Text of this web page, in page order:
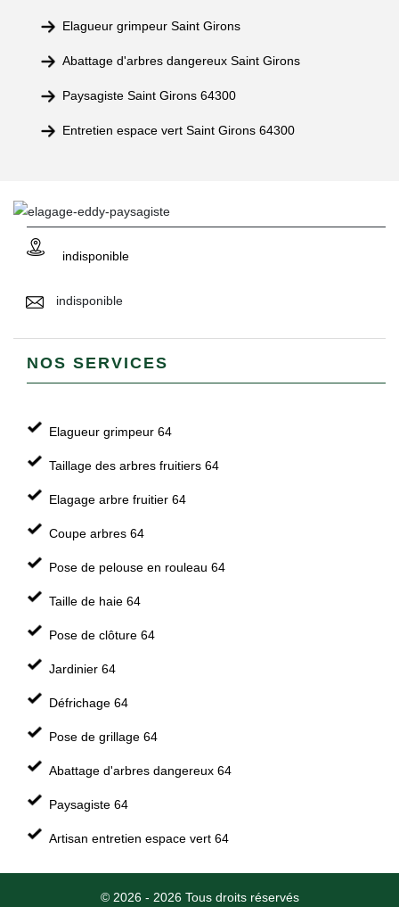
Elagueur grimpeur Saint Girons
Abattage d'arbres dangereux Saint Girons
Paysagiste Saint Girons 64300
Entretien espace vert Saint Girons 64300
indisponible
indisponible
NOS SERVICES
Elagueur grimpeur 64
Taillage des arbres fruitiers 64
Elagage arbre fruitier 64
Coupe arbres 64
Pose de pelouse en rouleau 64
Taille de haie 64
Pose de clôture 64
Jardinier 64
Défrichage 64
Pose de grillage 64
Abattage d'arbres dangereux 64
Paysagiste 64
Artisan entretien espace vert 64
© 2026 - 2026 Tous droits réservés